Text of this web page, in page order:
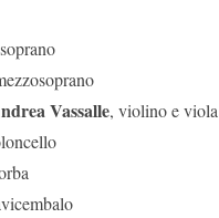
soprano
Vassalle, violino e viola